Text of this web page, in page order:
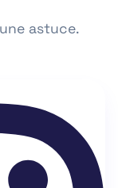
astuce.